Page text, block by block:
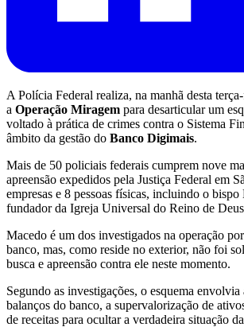
A Polícia Federal realiza, na manhã desta
a Operação Miragem para desarticular um
voltado à prática de crimes contra o Sistema
âmbito da gestão do Banco Digimais.
Mais de 50 policiais federais cumprem nove
apreensão expedidos pela Justiça Federal em
empresas e 8 pessoas físicas, incluindo o
fundador da Igreja Universal do Reino de
Macedo é um dos investigados na operação
banco, mas, como reside no exterior, não foi
busca e apreensão contra ele neste momento.
Segundo as investigações, o esquema
balanços do banco, a supervalorização de
de receitas para ocultar a verdadeira situação